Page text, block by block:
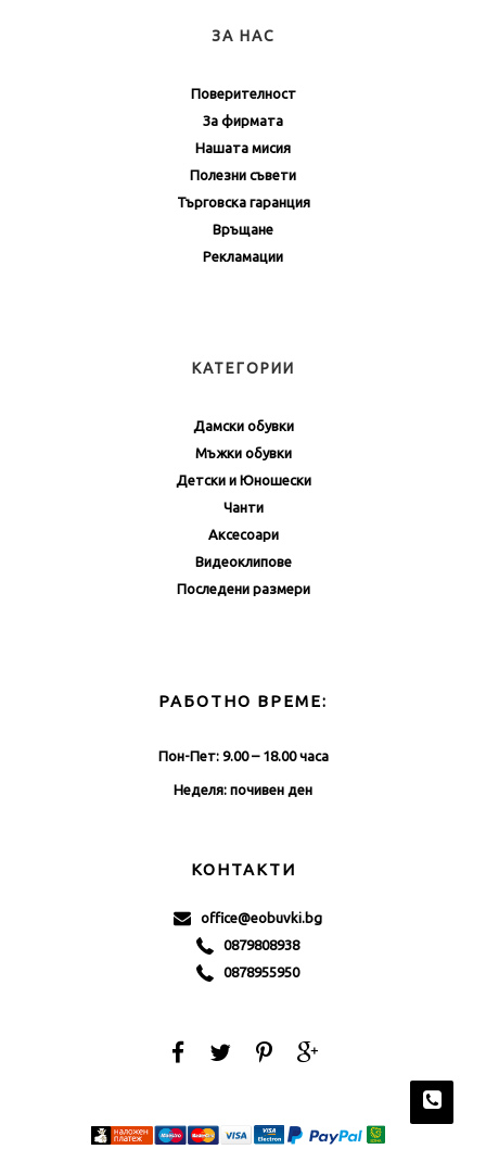
ЗА НАС
Поверителност
За фирмата
Нашата мисия
Полезни съвети
Търговска гаранция
Връщане
Рекламации
КАТЕГОРИИ
Дамски обувки
Мъжки обувки
Детски и Юношески
Чанти
Аксесоари
Видеоклипове
Последени размери
РАБОТНО ВРЕМЕ:
Пон-Пет: 9.00 – 18.00 часа
Неделя: почивен ден
КОНТАКТИ
office@eobuvki.bg
0879808938
0878955950